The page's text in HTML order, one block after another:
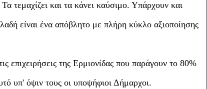
τεμαχίζει και τα κάνει καύσιμο. Υπάρχουν και
είναι ένα απόβλητο με πλήρη κύκλο αξιοποίησης
επιχειρήσεις της Ερμιονίδας που παράγουν το 80%
υπ' όψιν τους οι υποψήφιοι Δήμαρχοι.